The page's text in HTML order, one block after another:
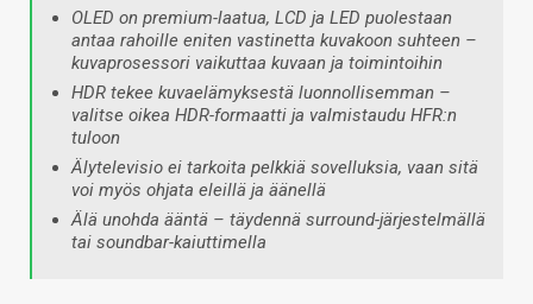
OLED on premium-laatua, LCD ja LED puolestaan
antaa rahoille eniten vastinetta kuvakoon suhteen –
kuvaprosessori vaikuttaa kuvaan ja toimintoihin
HDR tekee kuvaelämyksestä luonnollisemman –
valitse oikea HDR-formaatti ja valmistaudu HFR:n
tuloon
Älytelevisio ei tarkoita pelkkiä sovelluksia, vaan sitä
voi myös ohjata eleillä ja äänellä
Älä unohda ääntä – täydennä surround-järjestelmällä
tai soundbar-kaiuttimella